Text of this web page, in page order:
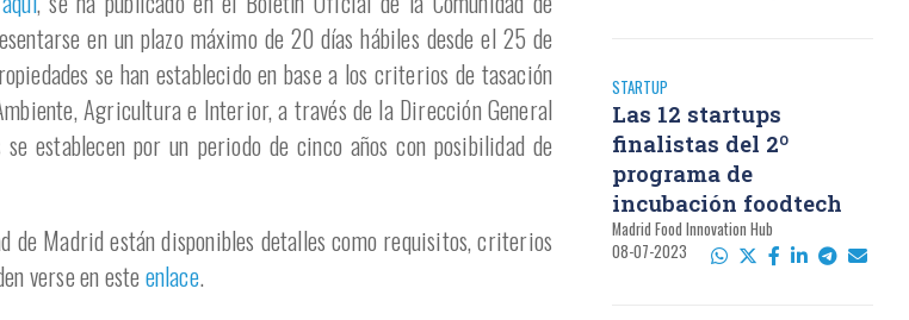
en un plazo máximo de 20 días hábiles desde el 25 de
se han establecido en base a los criterios de tasación
Agricultura e Interior, a través de la Dirección General
establecen por un periodo de cinco años con posibilidad de
de Madrid están disponibles detalles como requisitos, criterios
verse en este enlace.
STARTUP
Las 12 startups
finalistas del 2º
programa de
incubación foodtech
Madrid Food Innovation Hub
08-07-2023